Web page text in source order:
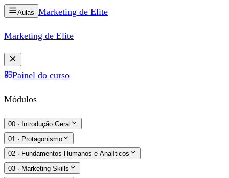
Aulas Marketing de Elite
Marketing de Elite
Painel do curso
Módulos
00 · Introdução Geral
01 · Protagonismo
02 · Fundamentos Humanos e Analíticos
03 · Marketing Skills